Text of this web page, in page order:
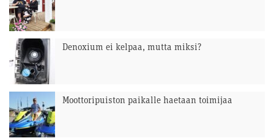
Denoxium ei kelpaa, mutta miksi?
Moottoripuiston paikalle haetaan toimijaa